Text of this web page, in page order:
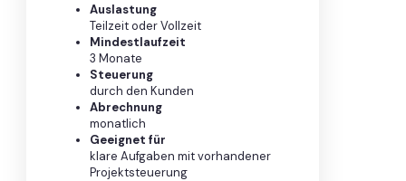
Auslastung
Teilzeit oder Vollzeit
Mindestlaufzeit
3 Monate
Steuerung
durch den Kunden
Abrechnung
monatlich
Geeignet für
klare Aufgaben mit vorhandener
Projektsteuerung